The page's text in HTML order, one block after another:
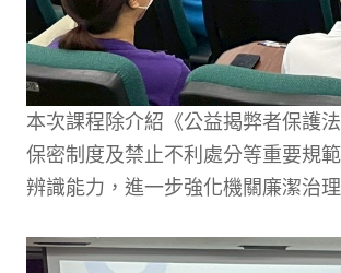
本次課程除介紹《公益揭弊者保護
保密制度及禁止不利處分等重要規
辨識能力，進一步強化機關廉潔治理